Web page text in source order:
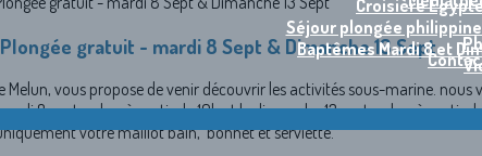
Croisière
Séjour plongée
Baptêmes Mardi 8 et
gratuit - mardi 8 Sept & Dimanche 13 Sept
Melun, vous propose de venir découvrir les activités sous-marine.
8 septembre à partir de 19h et le dimanche 13 septembre à partir
votre maillot bain, bonnet et serviette.